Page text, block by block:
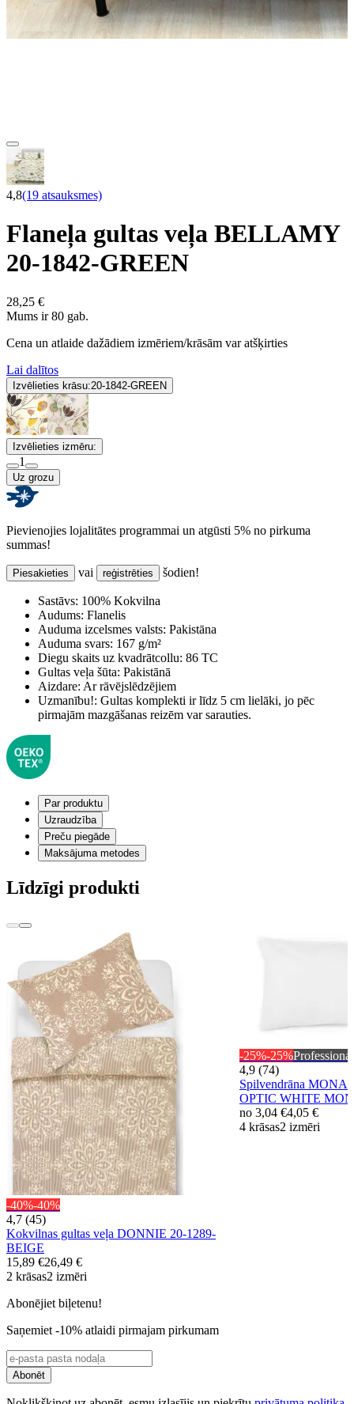
4,8(19 atsauksmes)
Flaneļa gultas veļa BELLAMY
20-1842-GREEN
28,25 €
Mums ir 80 gab.
Cena un atlaide dažādiem izmēriem/krāsām var atšķirties
Lai dalītos
Izvēlieties krāsu:20-1842-GREEN
Izvēlieties izmēru:
1
Uz grozu
Pievienojies lojalitātes programmai un atgūsti 5% no pirkuma
summas!
Piesakieties vai reģistrēties šodien!
Sastāvs: 100% Kokvilna
Audums: Flanelis
Auduma izcelsmes valsts: Pakistāna
Auduma svars: 167 g/m²
Diegu skaits uz kvadrātcollu: 86 TC
Gultas veļa šūta: Pakistānā
Aizdare: Ar rāvējslēdzējiem
Uzmanību!: Gultas komplekti ir līdz 5 cm lielāki, jo pēc
pirmajām mazgāšanas reizēm var sarauties.
Par produktu
Uzraudzība
Preču piegāde
Maksājuma metodes
Līdzīgi produkti
-40%-40%
4,7 (45)
Kokvilnas gultas veļa DONNIE 20-1289-
BEIGE
15,89 €26,49 €
2 krāsas2 izmēri
-25%-25%Professional
4,9 (74)
Spilvendrāna
OPTIC WHITE MON
no 3,04 €4,05 €
4 krāsas2 izmēri
Abonējiet biļetenu!
Saņemiet -10% atlaidi pirmajam pirkumam
Abonēt